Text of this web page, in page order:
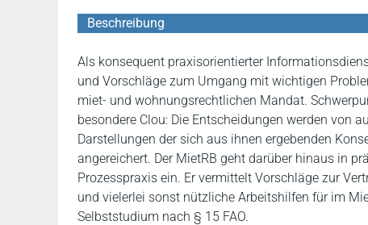
Beschreibung
Als konsequent praxisorientierter
und Vorschläge zum Umgang mit wichtigen
miet- und wohnungsrechtlichen Mandat.
besondere Clou: Die Entscheidungen werden von
Darstellungen der sich aus ihnen ergebenden
angereichert. Der MietRB geht darüber hinaus in
Prozesspraxis ein. Er vermittelt Vorschläge zur
und vielerlei sonst nützliche Arbeitshilfen für im
Selbststudium nach § 15 FAO.